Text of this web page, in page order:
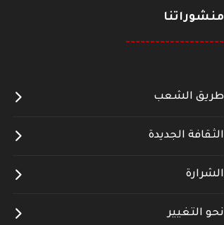
منشوراتنا
--------------------
طريق الشعب
الثقافة الجديدة
الشرارة
نحو التغيير